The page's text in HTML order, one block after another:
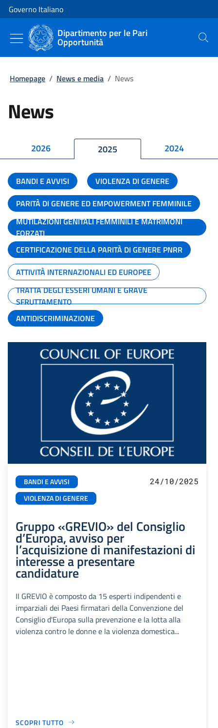
Vai al contenuto
Vai alla navigazione del sito
Governo Italiano
Dipartimento per le Pari
Opportunità Cerca
Homepage / News e media / News
News
2026 2025 2024
BANDI E AVVISI
VIOLENZA DI GENERE
PARITÀ DI GENERE ED EMPOWERMENT FEMMINILE
MUTILAZIONI GENITALI FEMMINILI E MATRIMONI
FORZATI
CERTIFICAZIONE DELLA PARITÀ DI GENERE PNRR
ATTIVITÀ INTERNAZIONALI ED EUROPEE
TRATTA DEGLI ESSERI UMANI E GRAVE
SFRUTTAMENTO
ANTIDISCRIMINAZIONE
BANDI E AVVISI
VIOLENZA DI GENERE
24/10/2025
Gruppo «GREVIO» del Consiglio
d’Europa, avviso per
l’acquisizione di manifestazioni di
interesse a presentare
candidature
Il GREVIO è composto da 15 esperti indipendenti e
imparziali dei Paesi firmatari della Convenzione del
Consiglio d'Europa sulla prevenzione e la lotta alla
violenza contro le donne e la violenza domestica...
SCOPRI TUTTO